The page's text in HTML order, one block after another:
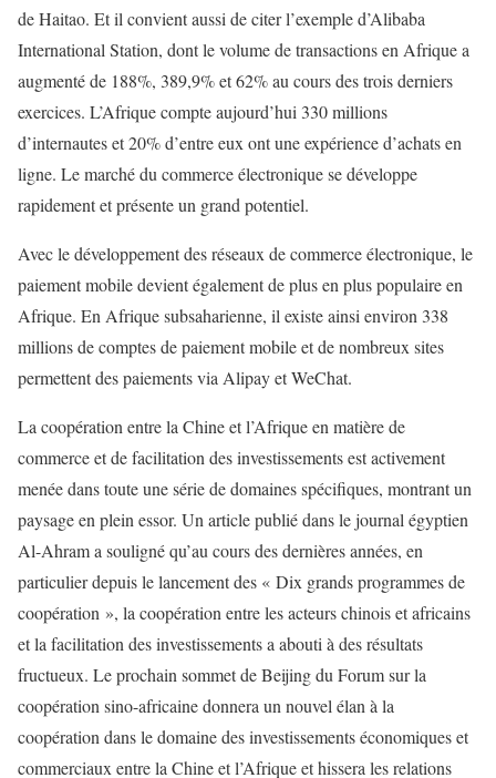
de Haitao. Et il convient aussi de citer l’exemple d’Alibaba
International Station, dont le volume de transactions en Afrique a
augmenté de 188%, 389,9% et 62% au cours des trois derniers
exercices. L’Afrique compte aujourd’hui 330 millions
d’internautes et 20% d’entre eux ont une expérience d’achats en
ligne. Le marché du commerce électronique se développe
rapidement et présente un grand potentiel.
Avec le développement des réseaux de commerce électronique, le
paiement mobile devient également de plus en plus populaire en
Afrique. En Afrique subsaharienne, il existe ainsi environ 338
millions de comptes de paiement mobile et de nombreux sites
permettent des paiements via Alipay et WeChat.
La coopération entre la Chine et l’Afrique en matière de
commerce et de facilitation des investissements est activement
menée dans toute une série de domaines spécifiques, montrant un
paysage en plein essor. Un article publié dans le journal égyptien
Al-Ahram a souligné qu’au cours des dernières années, en
particulier depuis le lancement des « Dix grands programmes de
coopération », la coopération entre les acteurs chinois et africains
et la facilitation des investissements a abouti à des résultats
fructueux. Le prochain sommet de Beijing du Forum sur la
coopération sino-africaine donnera un nouvel élan à la
coopération dans le domaine des investissements économiques et
commerciaux entre la Chine et l’Afrique et hissera les relations